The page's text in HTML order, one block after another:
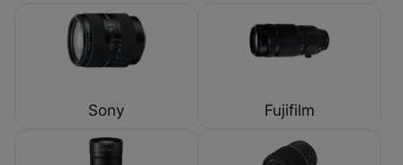
Sony Fujifilm